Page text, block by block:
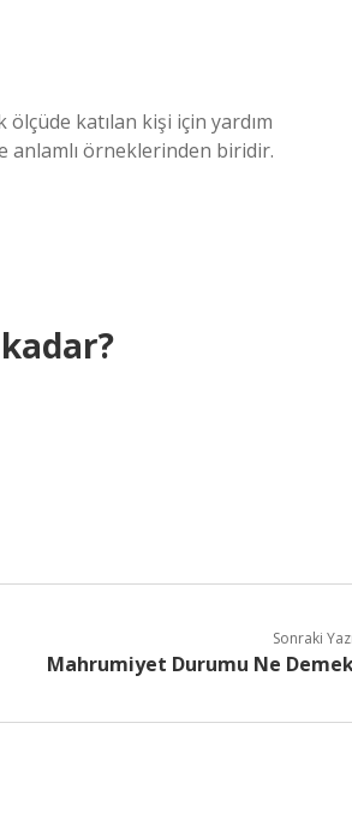
katılan kişi için yardım
anlamlı örneklerinden biridir.
Sonraki
Mahrumiyet Durumu Ne